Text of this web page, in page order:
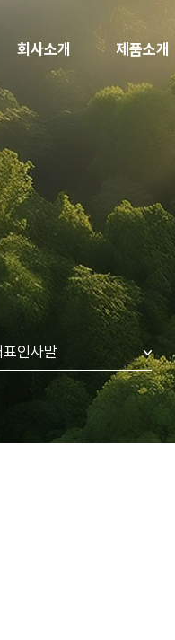
회사소개 제품소개
표인사말